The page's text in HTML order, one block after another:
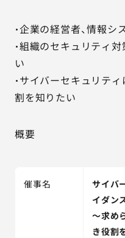
・企業の経営者、情報
・組織のセキュリティ
い
・サイバーセキュリテ
割を知りたい
概要
催事名
サイバ
イダン
～求め
き役割